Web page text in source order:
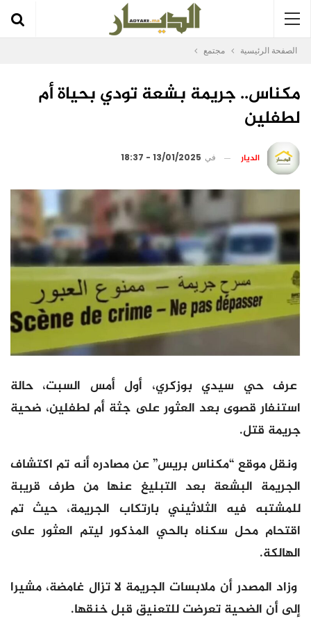
الصفحة الرئيسية مجتمع
مكناس.. جريمة بشعة تودي بحياة أم
لطفلين
الديار في 13/01/2025 - 18:37
عرف حي سيدي بوزكري، أول أمس السبت، حالة
استنفار قصوى بعد العثور على جثة أم لطفلين، ضحية
جريمة قتل.
ونقل موقع “مكناس بريس” عن مصادره أنه تم اكتشاف
الجريمة البشعة بعد التبليغ عنها من طرف قريبة
للمشتبه فيه الثلاثيني بارتكاب الجريمة، حيث تم
اقتحام محل سكناه بالحي المذكور ليتم العثور على
الهالكة.
وزاد المصدر أن ملابسات الجريمة لا تزال غامضة، مشيرا
إلى أن الضحية تعرضت للتعنيق قبل خنقها.